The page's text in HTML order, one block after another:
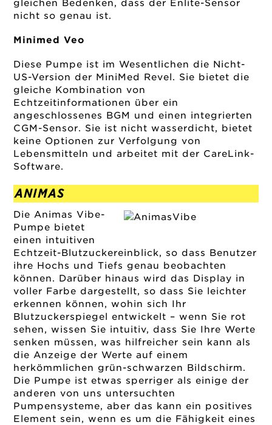
gleichen Bedenken, dass der Enlite-Sensor
nicht so genau ist.
Minimed Veo
Diese Pumpe ist im Wesentlichen die Nicht-
US-Version der MiniMed Revel. Sie bietet die
gleiche Kombination von
Echtzeitinformationen über ein
angeschlossenes BGM und einen integrierten
CGM-Sensor. Sie ist nicht wasserdicht, bietet
keine Optionen zur Verfolgung von
Lebensmitteln und arbeitet mit der CareLink-
Software.
ANIMAS
Die Animas Vibe-
Pumpe bietet
einen intuitiven
Echtzeit-Blutzuckereinblick, so dass Benutzer
ihre Hochs und Tiefs genau beobachten
können. Darüber hinaus wird das Display in
voller Farbe dargestellt, so dass Sie leichter
erkennen können, wohin sich Ihr
Blutzuckerspiegel entwickelt – wenn Sie rot
sehen, wissen Sie intuitiv, dass Sie Ihre Werte
senken müssen, was hilfreicher sein kann als
die Anzeige der Werte auf einem
herkömmlichen grün-schwarzen Bildschirm.
Die Pumpe ist etwas sperriger als einige der
anderen von uns untersuchten
Pumpensysteme, aber das kann ein positives
Element sein, wenn es um die Fähigkeit eines